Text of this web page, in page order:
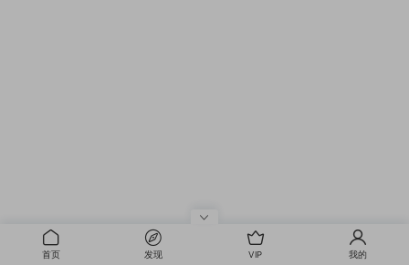
首页 发现 VIP 我的